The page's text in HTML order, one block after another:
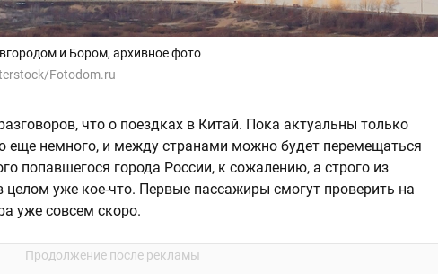
и Бором, архивное фото
Fotodom.ru
что о поездках в Китай. Пока актуальны только
еще немного, и между странами можно будет перемещаться
попавшегося города России, к сожалению, а строго из
уже кое-что. Первые пассажиры смогут проверить на
уже совсем скоро.